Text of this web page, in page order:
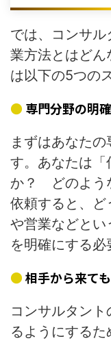
では、コンサ
業方法とはど
は以下の5つの
専門分野の明
まずはあなた
す。あなたは「
か？ どのよう
依頼すると、ど
や営業などとい
を明確にする必
相手から来て
コンサルタン
るようにする